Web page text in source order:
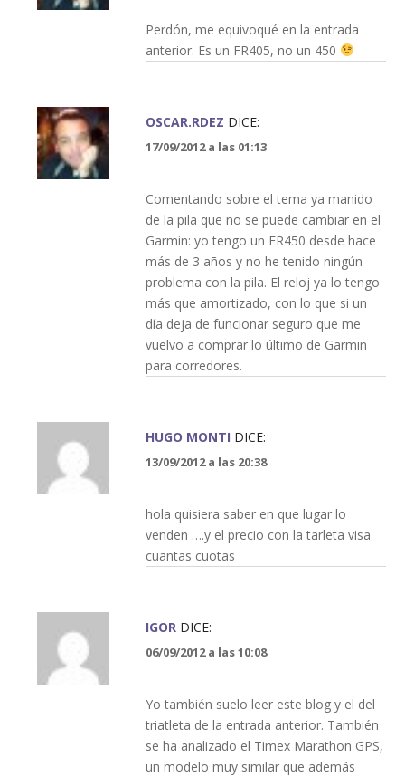
Perdón, me equivoqué en la entrada
anterior. Es un FR405, no un 450
OSCAR.RDEZ DICE:
17/09/2012 a las 01:13
Comentando sobre el tema ya manido
de la pila que no se puede cambiar en el
Garmin: yo tengo un FR450 desde hace
más de 3 años y no he tenido ningún
problema con la pila. El reloj ya lo tengo
más que amortizado, con lo que si un
día deja de funcionar seguro que me
vuelvo a comprar lo último de Garmin
para corredores.
HUGO MONTI DICE:
13/09/2012 a las 20:38
hola quisiera saber en que lugar lo
venden ….y el precio con la tarleta visa
cuantas cuotas
IGOR DICE:
06/09/2012 a las 10:08
Yo también suelo leer este blog y el del
triatleta de la entrada anterior. También
se ha analizado el Timex Marathon GPS,
un modelo muy similar que además